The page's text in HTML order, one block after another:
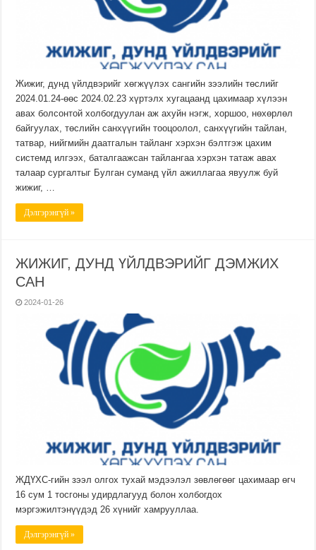
Жижиг, дунд үйлдвэрийг хөгжүүлэх сангийн зээлийн төслийг
2024.01.24-өөс 2024.02.23 хүртэлх хугацаанд цахимаар хүлээн
авах болсонтой холбогдуулан аж ахуйн нэгж, хоршоо, нөхөрлөл
байгуулах, төслийн санхүүгийн тооцоолол, санхүүгийн тайлан,
татвар, нийгмийн даатгалын тайланг хэрхэн бэлтгэж цахим
системд илгээх, баталгаажсан тайлангаа хэрхэн татаж авах
талаар сургалтыг Булган суманд үйл ажиллагаа явуулж буй
жижиг, …
Дэлгэрэнгүй »
ЖИЖИГ, ДУНД ҮЙЛДВЭРИЙГ ДЭМЖИХ
САН
2024-01-26
ЖДҮХС-гийн зээл олгох тухай мэдээлэл зөвлөгөөг цахимаар өгч
16 сум 1 тосгоны удирдлагууд болон холбогдох
мэргэжилтэнүүдэд 26 хүнийг хамрууллаа.
Дэлгэрэнгүй »